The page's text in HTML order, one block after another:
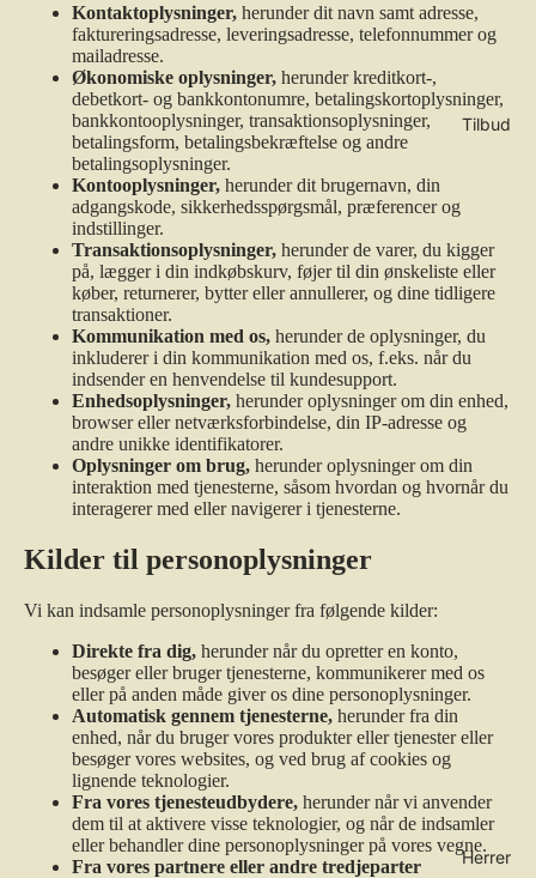
Tilbud
Herrer
Kontaktoplysninger, herunder dit navn samt adresse,
faktureringsadresse, leveringsadresse, telefonnummer og
mailadresse.
Økonomiske oplysninger, herunder kreditkort-,
debetkort- og bankkontonumre, betalingskortoplysninger,
bankkontooplysninger, transaktionsoplysninger,
betalingsform, betalingsbekræftelse og andre
betalingsoplysninger.
Kontooplysninger, herunder dit brugernavn, din
adgangskode, sikkerhedsspørgsmål, præferencer og
indstillinger.
Transaktionsoplysninger, herunder de varer, du kigger
på, lægger i din indkøbskurv, føjer til din ønskeliste eller
køber, returnerer, bytter eller annullerer, og dine tidligere
transaktioner.
Kommunikation med os, herunder de oplysninger, du
inkluderer i din kommunikation med os, f.eks. når du
indsender en henvendelse til kundesupport.
Enhedsoplysninger, herunder oplysninger om din enhed,
browser eller netværksforbindelse, din IP-adresse og
andre unikke identifikatorer.
Oplysninger om brug, herunder oplysninger om din
interaktion med tjenesterne, såsom hvordan og hvornår du
interagerer med eller navigerer i tjenesterne.
Kilder til personoplysninger
Vi kan indsamle personoplysninger fra følgende kilder:
Direkte fra dig, herunder når du opretter en konto,
besøger eller bruger tjenesterne, kommunikerer med os
eller på anden måde giver os dine personoplysninger.
Automatisk gennem tjenesterne, herunder fra din
enhed, når du bruger vores produkter eller tjenester eller
besøger vores websites, og ved brug af cookies og
lignende teknologier.
Fra vores tjenesteudbydere, herunder når vi anvender
dem til at aktivere visse teknologier, og når de indsamler
eller behandler dine personoplysninger på vores vegne.
Fra vores partnere eller andre tredjeparter